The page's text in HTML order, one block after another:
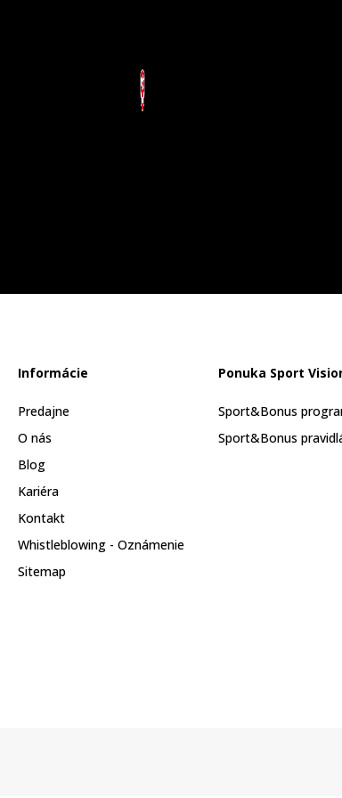
Informácie
Predajne
O nás
Blog
Kariéra
Kontakt
Whistleblowing - Oznámenie
Sitemap
Ponuka Sport
Sport&Bonus
Sport&Bonus